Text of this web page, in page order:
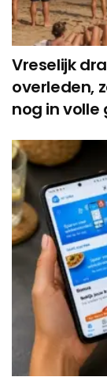
Vreselijk
overleden,
nog in volle